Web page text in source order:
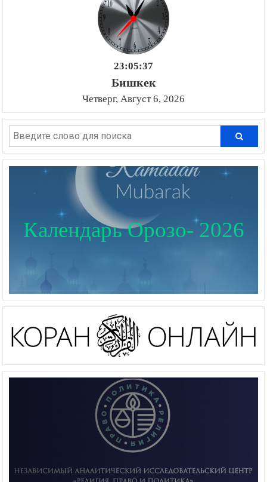
23:05:38
Бишкек
Четверг, Август 6, 2026
Календарь Орозо- 2026